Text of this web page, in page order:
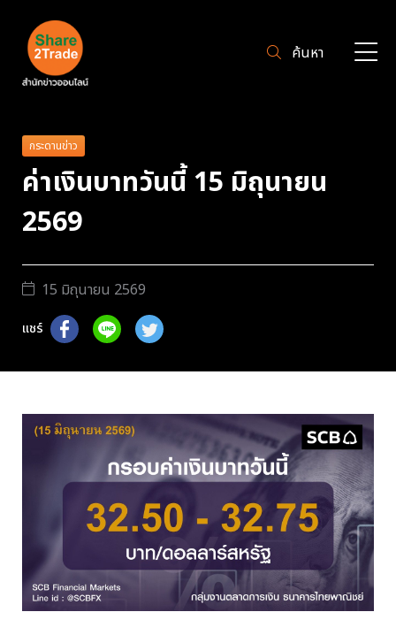
ค้นหา
กระดานข่าว
ค่าเงินบาทวันนี้ 15 มิถุนายน
2569
15 มิถุนายน 2569
แชร์